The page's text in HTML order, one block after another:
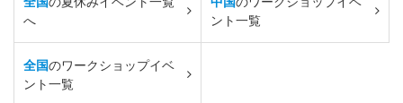
へ
ント一覧
全国のワークショップイベ
ント一覧